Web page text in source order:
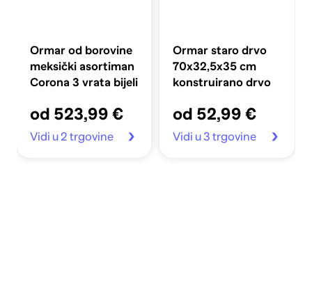
Ormar od borovine
meksički asortiman
Corona 3 vrata bijeli
od 523,99 €
Vidi u 2 trgovine
Ormar staro drvo
70x32,5x35 cm
konstruirano drvo
od 52,99 €
Vidi u 3 trgovine